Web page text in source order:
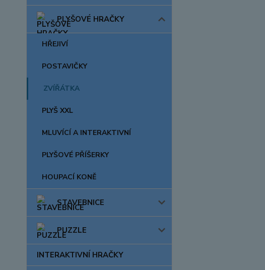
PLYŠOVÉ HRAČKY
HŘEJIVÍ
POSTAVIČKY
ZVÍŘÁTKA
PLYŠ XXL
MLUVÍCÍ A INTERAKTIVNÍ
PLYŠOVÉ PŘÍŠERKY
HOUPACÍ KONĚ
STAVEBNICE
PUZZLE
INTERAKTIVNÍ HRAČKY